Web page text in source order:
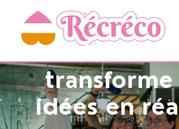
L’audace
transforme
idées en